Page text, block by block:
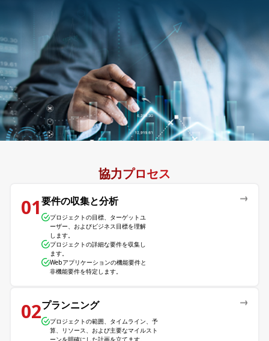
協力プロセス
01要件の収集と分析
プロジェクトの目標、ターゲットユ
ーザー、およびビジネス目標を理解
します。
プロジェクトの詳細な要件を収集し
ます。
Webアプリケーションの機能要件と
非機能要件を特定します。
02プランニング
プロジェクトの範囲、タイムライン、予
算、リソース、および主要なマイルスト